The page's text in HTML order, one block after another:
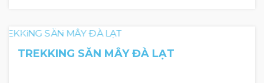
4 tiếng
TREKKING SĂN MÂY ĐÀ LẠT